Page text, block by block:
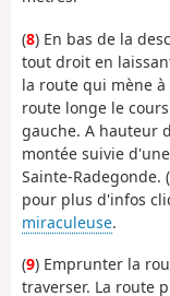
(8) En bas de la
tout droit en
la route qui mène
route longe le
gauche. A hauteur
montée suivie
Sainte-Radegonde. (
pour plus d'infos
miraculeuse.
(9) Emprunter la
traverser. La route